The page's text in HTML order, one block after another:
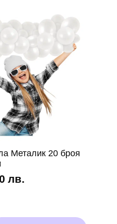
Металик 20 броя
лв.